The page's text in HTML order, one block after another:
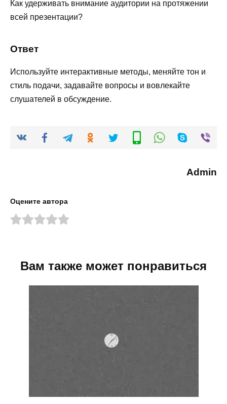
Как удерживать внимание аудитории на протяжении
всей презентации?
Ответ
Используйте интерактивные методы, меняйте тон и
стиль подачи, задавайте вопросы и вовлекайте
слушателей в обсуждение.
Admin
Оцените автора
Вам также может понравиться